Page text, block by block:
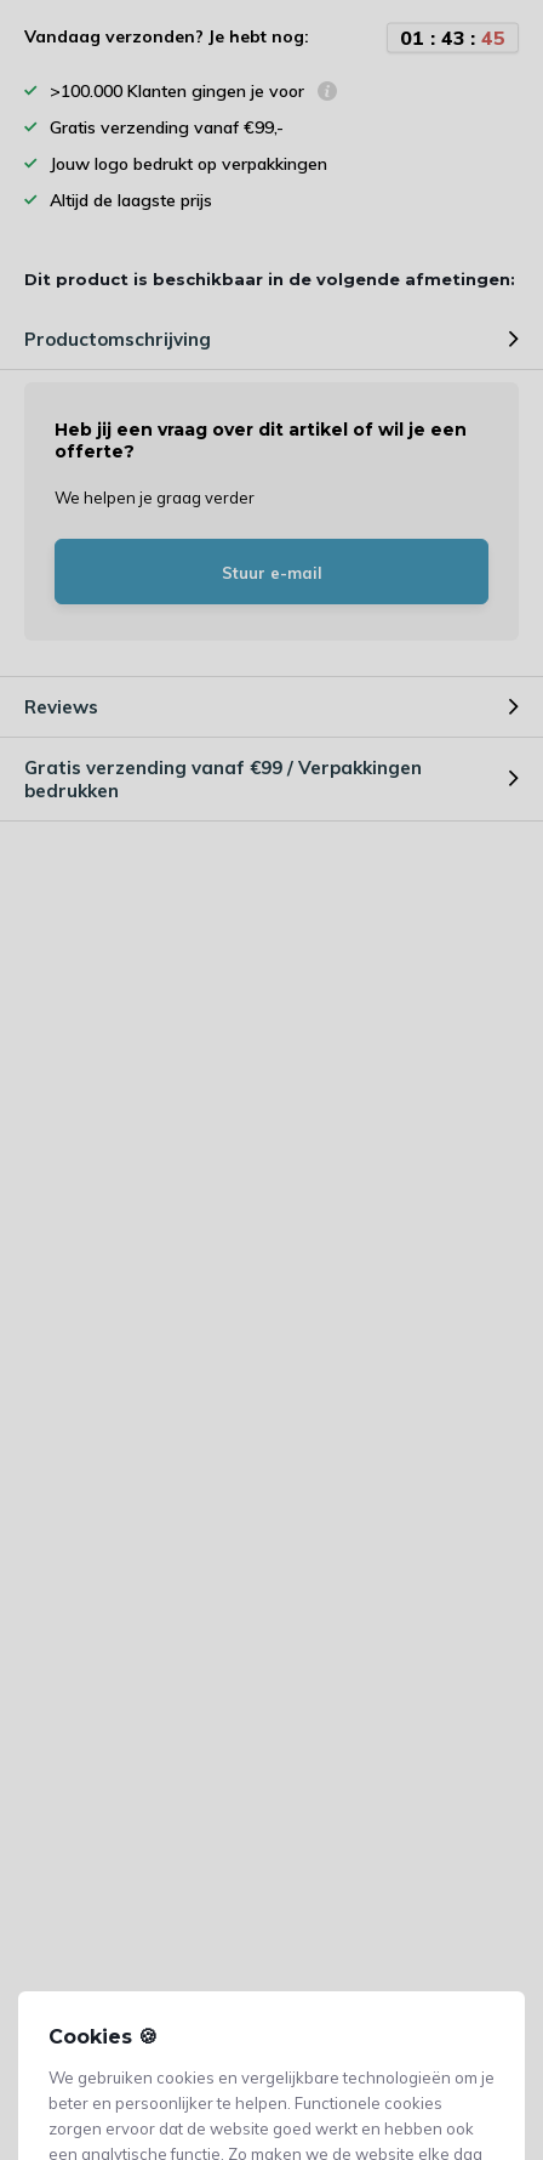
Cookies 🍪
We gebruiken cookies en vergelijkbare technologieën om je
beter en persoonlijker te helpen. Functionele cookies
zorgen ervoor dat de website goed werkt en hebben ook
een analytische functie. Zo maken we de website elke dag
Vandaag verzonden? Je hebt nog: 01 : 43 : 44
>100.000 Klanten gingen je voor
Gratis verzending vanaf €99,-
Jouw logo bedrukt op verpakkingen
Altijd de laagste prijs
Dit product is beschikbaar in de volgende afmetingen:
Productomschrijving
Heb jij een vraag over dit artikel of wil je een
offerte?
We helpen je graag verder
Stuur e-mail
Reviews
Gratis verzending vanaf €99 / Verpakkingen
bedrukken